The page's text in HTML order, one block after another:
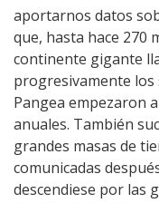
aportarnos datos
que, hasta hace 270
continente gigante
progresivamente
Pangea empezaron
anuales. También
grandes masas de
comunicadas
descendiese por las